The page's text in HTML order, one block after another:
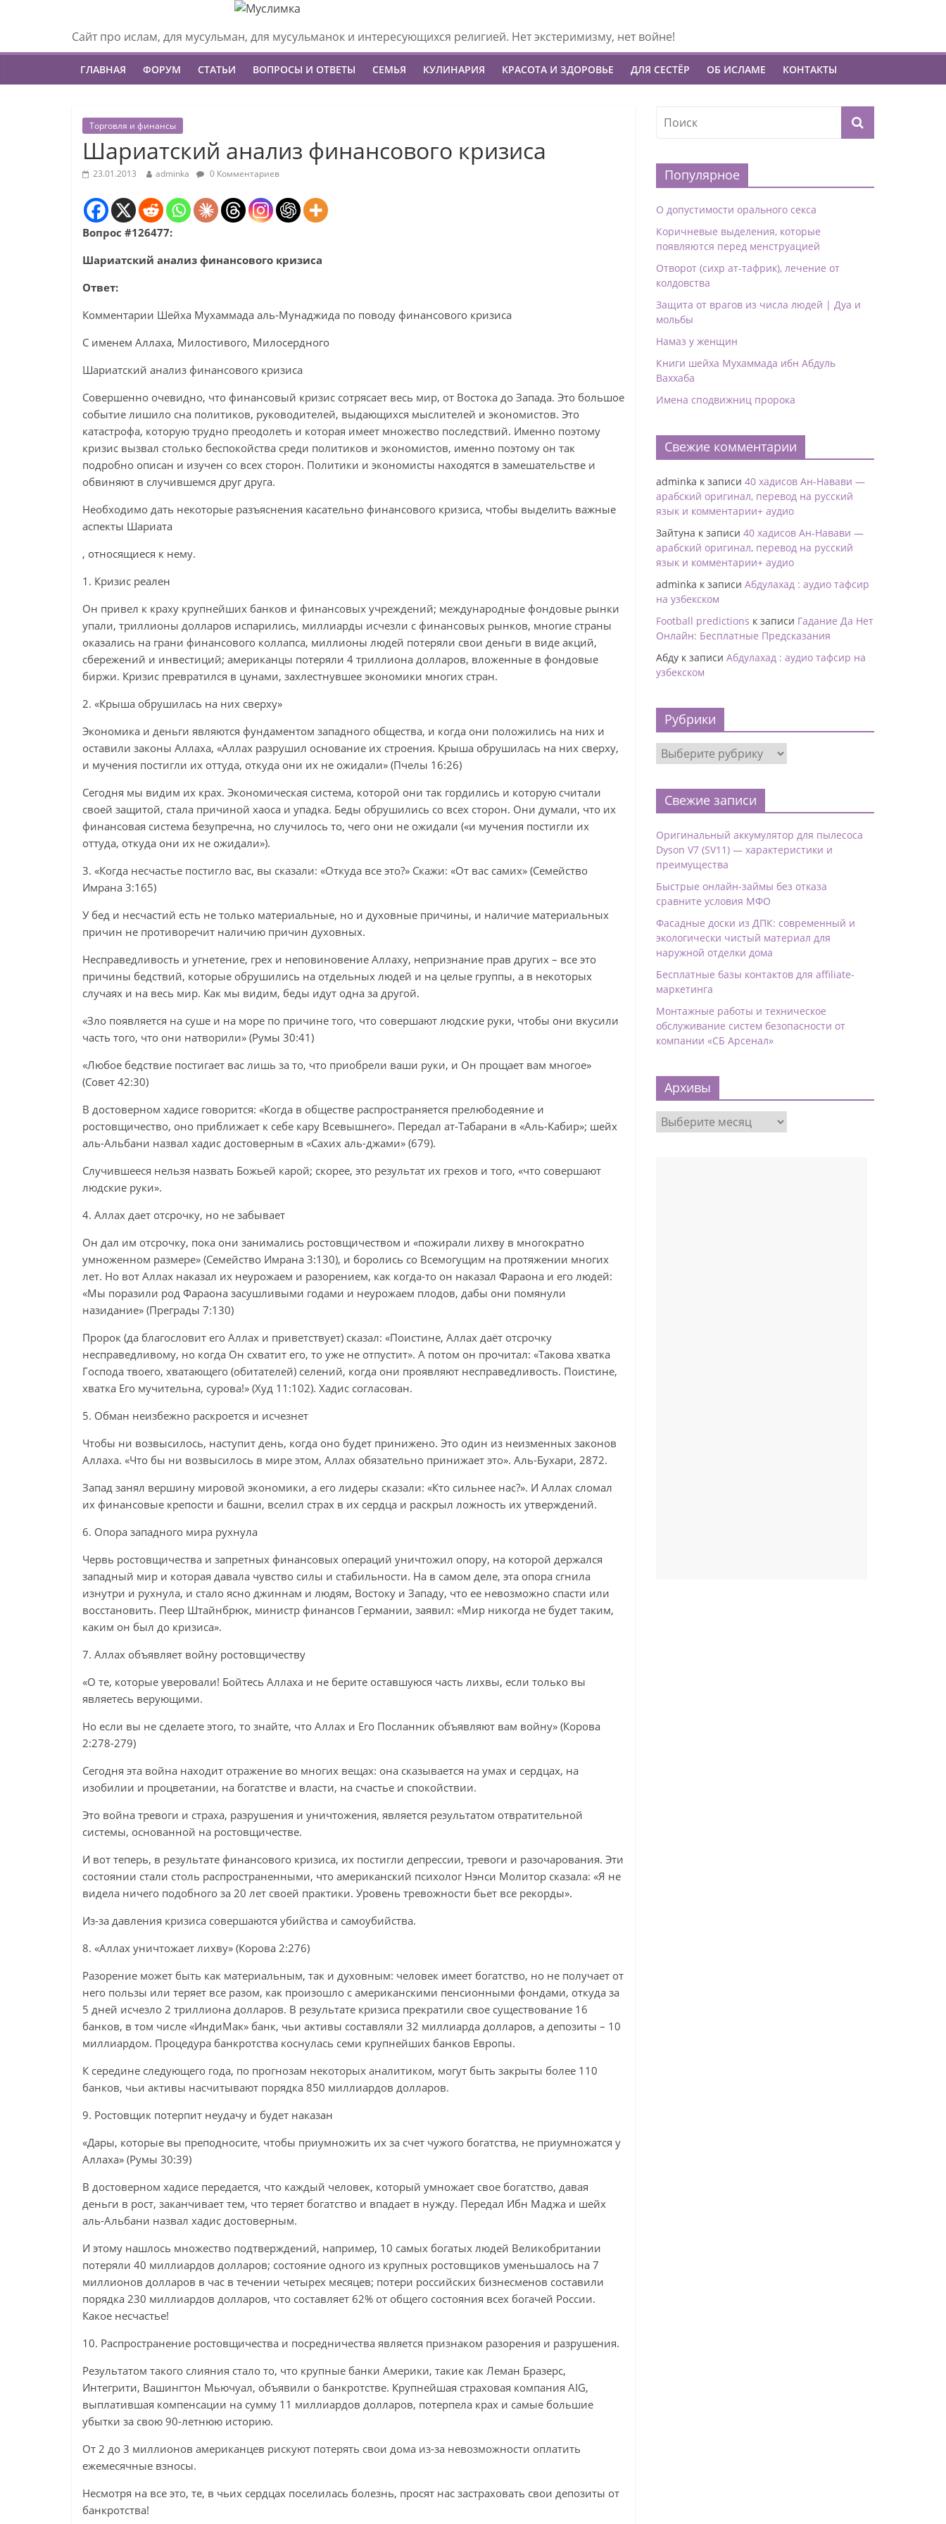
Сайт про ислам, для мусульман, для мусульманок и интересующихся религией. Нет экстеримизму, нет войне!
ГЛАВНАЯ ФОРУМ СТАТЬИ ВОПРОСЫ И ОТВЕТЫ СЕМЬЯ КУЛИНАРИЯ КРАСОТА И ЗДОРОВЬЕ ДЛЯ СЕСТЁР ОБ ИСЛАМЕ КОНТАКТЫ
Торговля и финансы
Шариатский анализ финансового кризиса
23.01.2013 adminka 0 Комментариев
Вопрос #126477:
Шариатский анализ финансового кризиса
Ответ:
Комментарии Шейха Мухаммада аль-Мунаджида по поводу финансового кризиса
С именем Аллаха, Милостивого, Милосердного
Шариатский анализ финансового кризиса
Совершенно очевидно, что финансовый кризис сотрясает весь мир, от Востока до Запада. Это большое
событие лишило сна политиков, руководителей, выдающихся мыслителей и экономистов. Это
катастрофа, которую трудно преодолеть и которая имеет множество последствий. Именно поэтому
кризис вызвал столько беспокойства среди политиков и экономистов, именно поэтому он так
подробно описан и изучен со всех сторон. Политики и экономисты находятся в замешательстве и
обвиняют в случившемся друг друга.
Необходимо дать некоторые разъяснения касательно финансового кризиса, чтобы выделить важные
аспекты Шариата
, относящиеся к нему.
1. Кризис реален
Он привел к краху крупнейших банков и финансовых учреждений; международные фондовые рынки
упали, триллионы долларов испарились, миллиарды исчезли с финансовых рынков, многие страны
оказались на грани финансового коллапса, миллионы людей потеряли свои деньги в виде акций,
сбережений и инвестиций; американцы потеряли 4 триллиона долларов, вложенные в фондовые
биржи. Кризис превратился в цунами, захлестнувшее экономики многих стран.
2. «Крыша обрушилась на них сверху»
Экономика и деньги являются фундаментом западного общества, и когда они положились на них и
оставили законы Аллаха, «Аллах разрушил основание их строения. Крыша обрушилась на них сверху,
и мучения постигли их оттуда, откуда они их не ожидали» (Пчелы 16:26)
Сегодня мы видим их крах. Экономическая система, которой они так гордились и которую считали
своей защитой, стала причиной хаоса и упадка. Беды обрушились со всех сторон. Они думали, что их
финансовая система безупречна, но случилось то, чего они не ожидали («и мучения постигли их
оттуда, откуда они их не ожидали»).
3. «Когда несчастье постигло вас, вы сказали: «Откуда все это?» Скажи: «От вас самих» (Семейство
Имрана 3:165)
У бед и несчастий есть не только материальные, но и духовные причины, и наличие материальных
причин не противоречит наличию причин духовных.
Несправедливость и угнетение, грех и неповиновение Аллаху, непризнание прав других – все это
причины бедствий, которые обрушились на отдельных людей и на целые группы, а в некоторых
случаях и на весь мир. Как мы видим, беды идут одна за другой.
«Зло появляется на суше и на море по причине того, что совершают людские руки, чтобы они вкусили
часть того, что они натворили» (Румы 30:41)
«Любое бедствие постигает вас лишь за то, что приобрели ваши руки, и Он прощает вам многое»
(Совет 42:30)
В достоверном хадисе говорится: «Когда в обществе распространяется прелюбодеяние и
ростовщичество, оно приближает к себе кару Всевышнего». Передал ат-Табарани в «Аль-Кабир»; шейх
аль-Альбани назвал хадис достоверным в «Сахих аль-джами» (679).
Случившееся нельзя назвать Божьей карой; скорее, это результат их грехов и того, «что совершают
людские руки».
4. Аллах дает отсрочку, но не забывает
Он дал им отсрочку, пока они занимались ростовщичеством и «пожирали лихву в многократно
умноженном размере» (Семейство Имрана 3:130), и боролись со Всемогущим на протяжении многих
лет. Но вот Аллах наказал их неурожаем и разорением, как когда-то он наказал Фараона и его людей:
«Мы поразили род Фараона засушливыми годами и неурожаем плодов, дабы они помянули
назидание» (Преграды 7:130)
Пророк (да благословит его Аллах и приветствует) сказал: «Поистине, Аллах даёт отсрочку
несправедливому, но когда Он схватит его, то уже не отпустит». А потом он прочитал: «Такова хватка
Господа твоего, хватающего (обитателей) селений, когда они проявляют несправедливость. Поистине,
хватка Его мучительна, сурова!» (Худ 11:102). Хадис согласован.
5. Обман неизбежно раскроется и исчезнет
Чтобы ни возвысилось, наступит день, когда оно будет принижено. Это один из неизменных законов
Аллаха. «Что бы ни возвысилось в мире этом, Аллах обязательно принижает это». Аль-Бухари, 2872.
Запад занял вершину мировой экономики, а его лидеры сказали: «Кто сильнее нас?». И Аллах сломал
их финансовые крепости и башни, вселил страх в их сердца и раскрыл ложность их утверждений.
6. Опора западного мира рухнула
Червь ростовщичества и запретных финансовых операций уничтожил опору, на которой держался
западный мир и которая давала чувство силы и стабильности. На в самом деле, эта опора сгнила
изнутри и рухнула, и стало ясно джиннам и людям, Востоку и Западу, что ее невозможно спасти или
восстановить. Пеер Штайнбрюк, министр финансов Германии, заявил: «Мир никогда не будет таким,
каким он был до кризиса».
7. Аллах объявляет войну ростовщичеству
«О те, которые уверовали! Бойтесь Аллаха и не берите оставшуюся часть лихвы, если только вы
являетесь верующими.
Но если вы не сделаете этого, то знайте, что Аллах и Его Посланник объявляют вам войну» (Корова
2:278-279)
Сегодня эта война находит отражение во многих вещах: она сказывается на умах и сердцах, на
изобилии и процветании, на богатстве и власти, на счастье и спокойствии.
Это война тревоги и страха, разрушения и уничтожения, является результатом отвратительной
системы, основанной на ростовщичестве.
И вот теперь, в результате финансового кризиса, их постигли депрессии, тревоги и разочарования. Эти
состоянии стали столь распространенными, что американский психолог Нэнси Молитор сказала: «Я не
видела ничего подобного за 20 лет своей практики. Уровень тревожности бьет все рекорды».
Из-за давления кризиса совершаются убийства и самоубийства.
8. «Аллах уничтожает лихву» (Корова 2:276)
Разорение может быть как материальным, так и духовным: человек имеет богатство, но не получает от
него пользы или теряет все разом, как произошло с американскими пенсионными фондами, откуда за
5 дней исчезло 2 триллиона долларов. В результате кризиса прекратили свое существование 16
банков, в том числе «ИндиМак» банк, чьи активы составляли 32 миллиарда долларов, а депозиты – 10
миллиардом. Процедура банкротства коснулась семи крупнейших банков Европы.
К середине следующего года, по прогнозам некоторых аналитиком, могут быть закрыты более 110
банков, чьи активы насчитывают порядка 850 миллиардов долларов.
9. Ростовщик потерпит неудачу и будет наказан
«Дары, которые вы преподносите, чтобы приумножить их за счет чужого богатства, не приумножатся у
Аллаха» (Румы 30:39)
В достоверном хадисе передается, что каждый человек, который умножает свое богатство, давая
деньги в рост, заканчивает тем, что теряет богатство и впадает в нужду. Передал Ибн Маджа и шейх
аль-Альбани назвал хадис достоверным.
И этому нашлось множество подтверждений, например, 10 самых богатых людей Великобритании
потеряли 40 миллиардов долларов; состояние одного из крупных ростовщиков уменьшалось на 7
миллионов долларов в час в течении четырех месяцев; потери российских бизнесменов составили
порядка 230 миллиардов долларов, что составляет 62% от общего состояния всех богачей России.
Какое несчастье!
10. Распространение ростовщичества и посредничества является признаком разорения и разрушения.
Результатом такого слияния стало то, что крупные банки Америки, такие как Леман Бразерс,
Интегрити, Вашингтон Мьючуал, объявили о банкротстве. Крупнейшая страховая компания AIG,
выплатившая компенсации на сумму 11 миллиардов долларов, потерпела крах и самые большие
убытки за свою 90-летнюю историю.
От 2 до 3 миллионов американцев рискуют потерять свои дома из-за невозможности оплатить
ежемесячные взносы.
Несмотря на все это, те, в чьих сердцах поселилась болезнь, просят нас застраховать свои депозиты от
банкротства!
Популярное
О допустимости орального секса
Коричневые выделения, которые
появляются перед менструацией
Отворот (сихр ат-тафрик), лечение от
колдовства
Защита от врагов из числа людей | Дуа и
мольбы
Намаз у женщин
Книги шейха Мухаммада ибн Абдуль
Ваххаба
Имена сподвижниц пророка
Свежие комментарии
adminka к записи 40 хадисов Ан-Навави —
арабский оригинал, перевод на русский
язык и комментарии+ аудио
Зайтуна к записи 40 хадисов Ан-Навави —
арабский оригинал, перевод на русский
язык и комментарии+ аудио
adminka к записи Абдулахад : аудио тафсир
на узбекском
Football predictions к записи Гадание Да Нет
Онлайн: Бесплатные Предсказания
Абду к записи Абдулахад : аудио тафсир на
узбекском
Рубрики
Свежие записи
Оригинальный аккумулятор для пылесоса
Dyson V7 (SV11) — характеристики и
преимущества
Быстрые онлайн-займы без отказа
сравните условия МФО
Фасадные доски из ДПК: современный и
экологически чистый материал для
наружной отделки дома
Бесплатные базы контактов для affiliate-
маркетинга
Монтажные работы и техническое
обслуживание систем безопасности от
компании «СБ Арсенал»
Архивы